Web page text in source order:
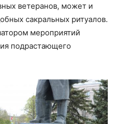
ветеранов, может и
сакральных ритуалов.
мероприятий
подрастающего